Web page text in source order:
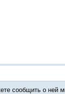
сообщить о ней